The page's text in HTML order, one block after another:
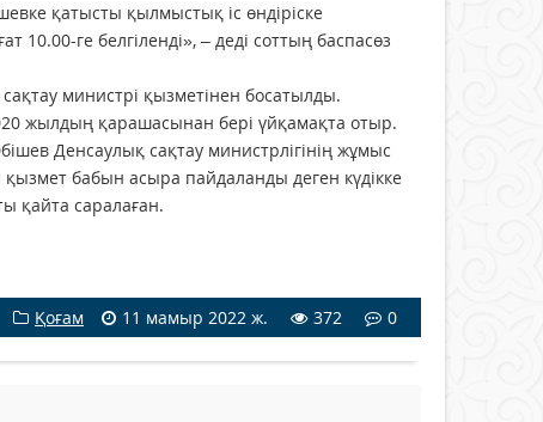
қатысты қылмыстық іс өндіріске
ге белгіленді», – деді соттың баспасөз
министрі қызметінен босатылды.
жылдың қарашасынан бері үйқамақта отыр.
Денсаулық сақтау министрлігінің жұмыс
бабын асыра пайдаланды деген күдікке
қайта саралаған.
Қоғам 11 мамыр 2022 ж. 372 0